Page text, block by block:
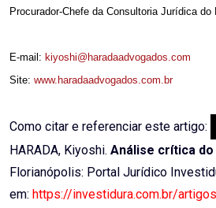
Procurador-Chefe da Consultoria Jurídica
E-mail: kiyoshi@haradaadvogados.com
Site: www.haradaadvogados.com.br
Como citar e referenciar este artigo:
HARADA, Kiyoshi. Análise crítica
Florianópolis: Portal Jurídico
em: https://investidura.com.br/